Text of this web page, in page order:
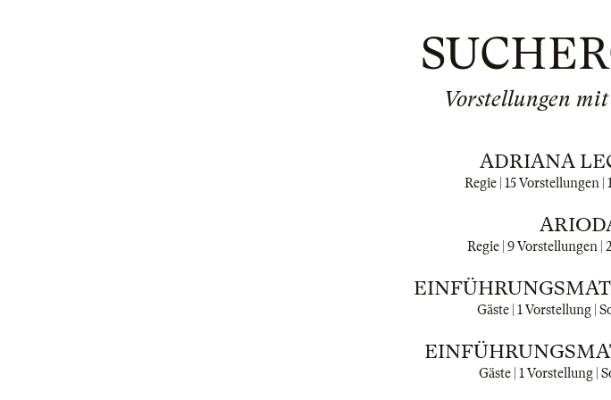
Vorstellungen
ADRIANA
Regie | 15 Vorstellungen |
Regie | 9 Vorstellungen |
Gäste | 1 Vorstellung |
Gäste | 1 Vorstellung |